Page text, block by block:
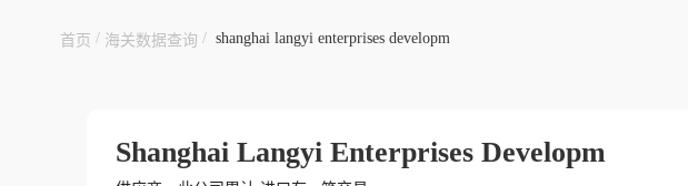
首页 / 海关数据查询 / shanghai langyi enterprises developm
Shanghai Langyi Enterprises Developm